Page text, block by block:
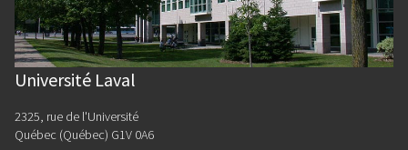
Université Laval
2325, rue de l'Université
Québec (Québec) G1V 0A6